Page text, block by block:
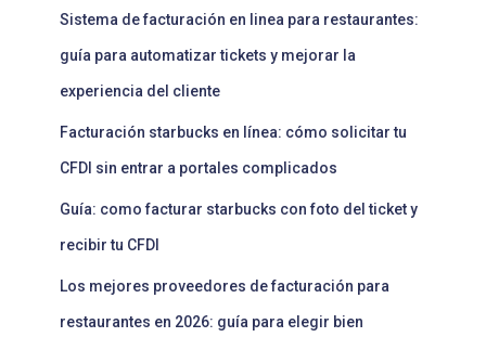
Sistema de facturación en linea para restaurantes:
guía para automatizar tickets y mejorar la
experiencia del cliente
Facturación starbucks en línea: cómo solicitar tu
CFDI sin entrar a portales complicados
Guía: como facturar starbucks con foto del ticket y
recibir tu CFDI
Los mejores proveedores de facturación para
restaurantes en 2026: guía para elegir bien